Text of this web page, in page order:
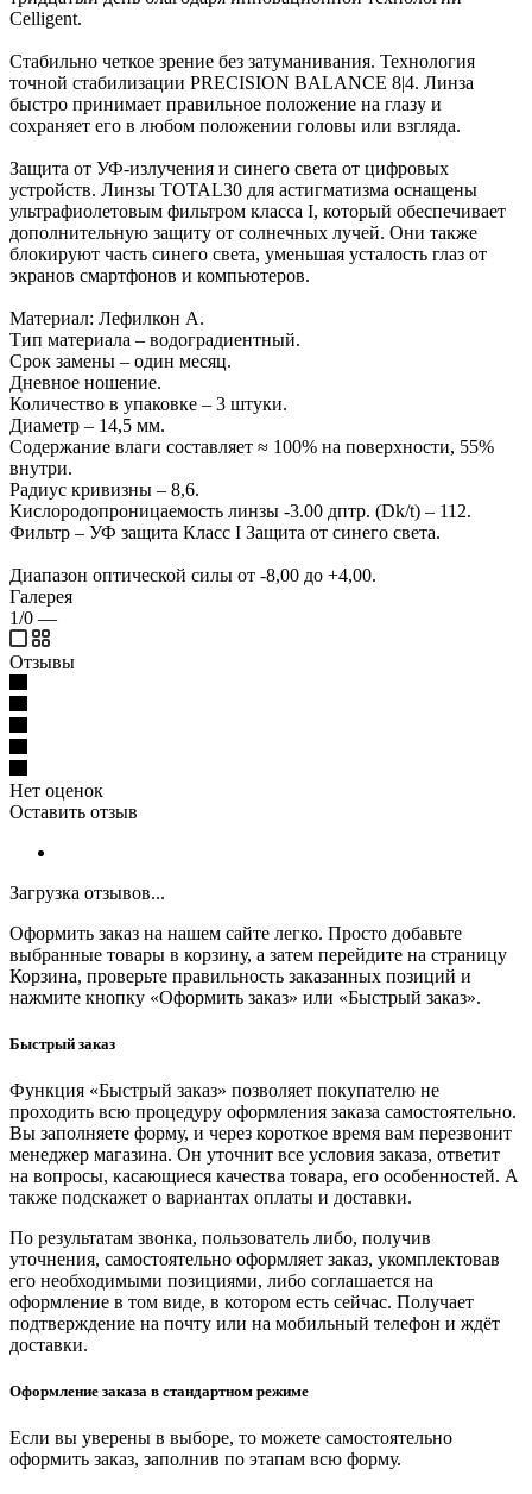
Celligent.
Стабильно четкое зрение без затуманивания. Технология
точной стабилизации PRECISION BALANCE 8|4. Линза
быстро принимает правильное положение на глазу и
сохраняет его в любом положении головы или взгляда.
Защита от УФ-излучения и синего света от цифровых
устройств. Линзы TOTAL30 для астигматизма оснащены
ультрафиолетовым фильтром класса I, который обеспечивает
дополнительную защиту от солнечных лучей. Они также
блокируют часть синего света, уменьшая усталость глаз от
экранов смартфонов и компьютеров.
Материал: Лефилкон А.
Тип материала – водоградиентный.
Срок замены – один месяц.
Дневное ношение.
Количество в упаковке – 3 штуки.
Диаметр – 14,5 мм.
Содержание влаги составляет ≈ 100% на поверхности, 55%
внутри.
Радиус кривизны – 8,6.
Кислородопроницаемость линзы -3.00 дптр. (Dk/t) – 112.
Фильтр – УФ защита Класс I Защита от синего света.
Диапазон оптической силы от -8,00 до +4,00.
Галерея
1/0 —
Отзывы
Нет оценок
Оставить отзыв
Загрузка отзывов...
Оформить заказ на нашем сайте легко. Просто добавьте
выбранные товары в корзину, а затем перейдите на страницу
Корзина, проверьте правильность заказанных позиций и
нажмите кнопку «Оформить заказ» или «Быстрый заказ».
Быстрый заказ
Функция «Быстрый заказ» позволяет покупателю не
проходить всю процедуру оформления заказа самостоятельно.
Вы заполняете форму, и через короткое время вам перезвонит
менеджер магазина. Он уточнит все условия заказа, ответит
на вопросы, касающиеся качества товара, его особенностей. А
также подскажет о вариантах оплаты и доставки.
По результатам звонка, пользователь либо, получив
уточнения, самостоятельно оформляет заказ, укомплектовав
его необходимыми позициями, либо соглашается на
оформление в том виде, в котором есть сейчас. Получает
подтверждение на почту или на мобильный телефон и ждёт
доставки.
Оформление заказа в стандартном режиме
Если вы уверены в выборе, то можете самостоятельно
оформить заказ, заполнив по этапам всю форму.